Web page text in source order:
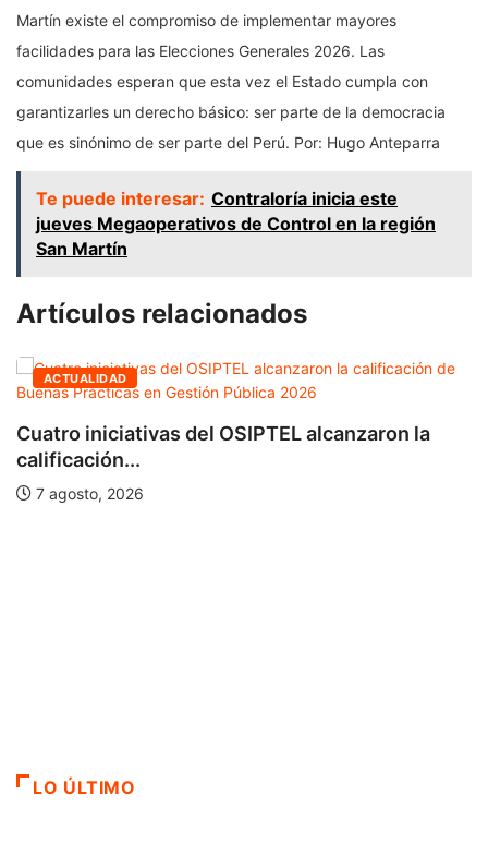
Martín existe el compromiso de implementar mayores
facilidades para las Elecciones Generales 2026. Las
comunidades esperan que esta vez el Estado cumpla con
garantizarles un derecho básico: ser parte de la democracia
que es sinónimo de ser parte del Perú. Por: Hugo Anteparra
Te puede interesar: Contraloría inicia este
jueves Megaoperativos de Control en la región
San Martín
Artículos relacionados
ACTUALIDAD
Cuatro iniciativas del OSIPTEL alcanzaron la
calificación...
7 agosto, 2026
LO ÚLTIMO